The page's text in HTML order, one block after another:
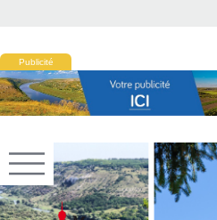
Publicité